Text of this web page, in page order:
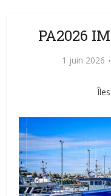
PA2026
1 juin 2026